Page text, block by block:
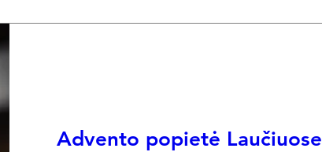
Advento popietė Laučiuose